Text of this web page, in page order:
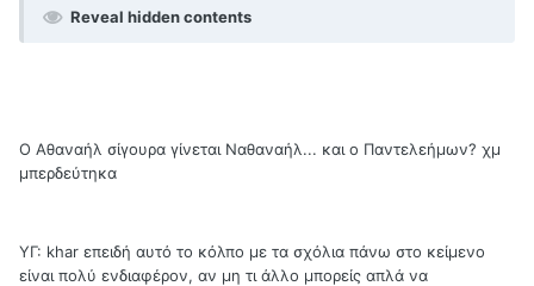
Reveal hidden contents
Ο Αθαναήλ σίγουρα γίνεται Ναθαναήλ... και ο Παντελεήμων? χμ
μπερδεύτηκα
ΥΓ: khar επειδή αυτό το κόλπο με τα σχόλια πάνω στο κείμενο
είναι πολύ ενδιαφέρον, αν μη τι άλλο μπορείς απλά να